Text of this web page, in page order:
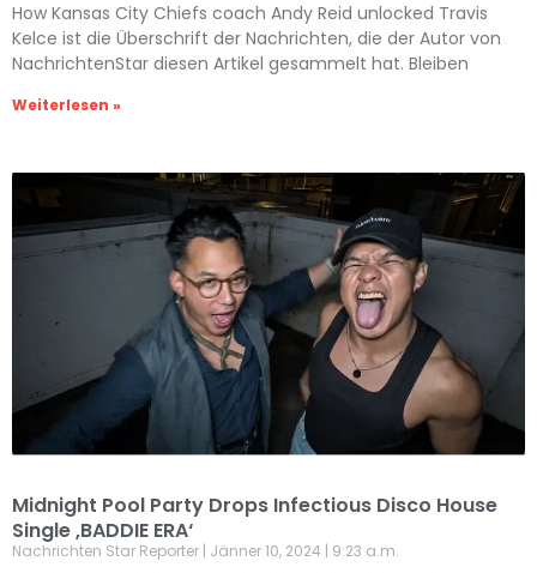
How Kansas City Chiefs coach Andy Reid unlocked Travis
Kelce ist die Überschrift der Nachrichten, die der Autor von
NachrichtenStar diesen Artikel gesammelt hat. Bleiben
Weiterlesen »
Midnight Pool Party Drops Infectious Disco House
Single ‚BADDIE ERA‘
Nachrichten Star Reporter Jänner 10, 2024 9:23 a.m.